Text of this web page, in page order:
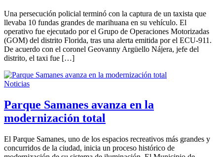
Una persecución policial terminó con la captura de un taxista que
llevaba 10 fundas grandes de marihuana en su vehículo. El
operativo fue ejecutado por el Grupo de Operaciones Motorizadas
(GOM) del distrito Florida, tras una alerta emitida por el ECU-911.
De acuerdo con el coronel Geovanny Argüello Nájera, jefe del
distrito, el taxi fue […]
Noticias
Parque Samanes avanza en la
modernización total
El Parque Samanes, uno de los espacios recreativos más grandes y
concurridos de la ciudad, inicia un proceso histórico de